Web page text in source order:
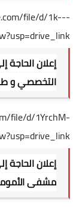
file/d/1k---
إعلان
التخصصي و
file/d/1YrchM-
إعلان
مشفى